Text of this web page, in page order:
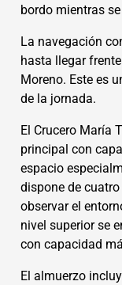
bordo mientras
La navegación
hasta llegar
Moreno. Este es
de la jornada.
El Crucero María
principal con
espacio
dispone de
observar el
nivel superior se
con capacidad
El almuerzo